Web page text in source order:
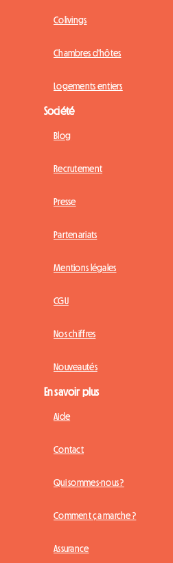
Colivings
Chambres d'hôtes
Logements entiers
Société
Blog
Recrutement
Presse
Partenariats
Mentions légales
CGU
Nos chiffres
Nouveautés
En savoir plus
Aide
Contact
Qui sommes-nous ?
Comment ça marche ?
Assurance